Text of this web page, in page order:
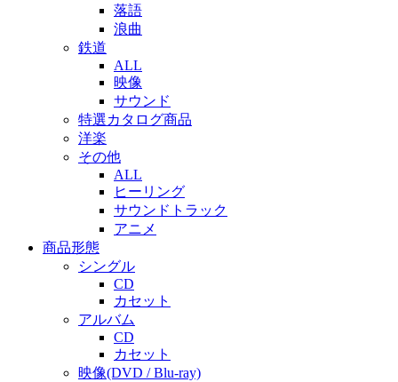
落語
浪曲
鉄道
ALL
映像
サウンド
特選カタログ商品
洋楽
その他
ALL
ヒーリング
サウンドトラック
アニメ
商品形態
シングル
CD
カセット
アルバム
CD
カセット
映像(DVD / Blu-ray)